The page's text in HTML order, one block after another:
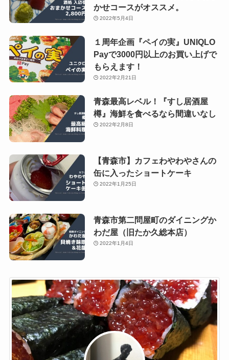
かせコースがオススメ。
2022年5月4日
１周年企画『ペイの実』UNIQLO
Payで3000円以上のお買い上げで
もらえます！
2022年2月21日
青森最高レベル！『すし居酒屋
樽』海鮮を食べるなら間違いなし
2022年2月8日
【青森市】カフェわやわやさんの
缶に入ったショートケーキ
2022年1月25日
青森市第二問屋町のダイニングか
わだ屋（旧たか久総本店）
2022年1月4日